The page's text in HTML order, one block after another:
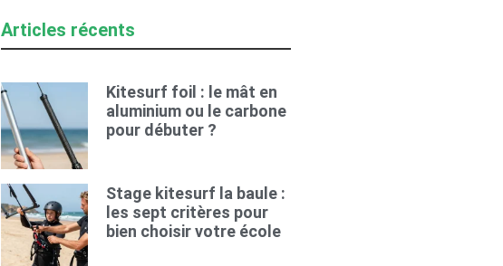
Articles récents
Kitesurf foil : le mât en
aluminium ou le carbone
pour débuter ?
Stage kitesurf la baule :
les sept critères pour
bien choisir votre école